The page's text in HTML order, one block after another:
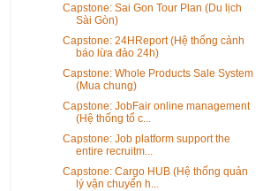
Capstone: Sai Gon Tour Plan (Du lịch
Sài Gòn)
Capstone: 24HReport (Hệ thống cảnh
báo lừa đảo 24h)
Capstone: Whole Products Sale System
(Mua chung)
Capstone: JobFair online management
(Hệ thống tổ c...
Capstone: Job platform support the
entire recruitm...
Capstone: Cargo HUB (Hệ thống quản
lý vận chuyển h...